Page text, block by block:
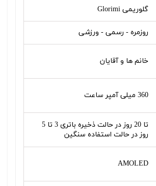
گلوریمی Glorimi
روزمره - رسمی - ورزشی
خانم ها و آقایان
360 میلی آمپر ساعت
تا 20 روز در حالت ذخیره باتری 3 تا 5
روز در حالت استفاده سنگین
AMOLED